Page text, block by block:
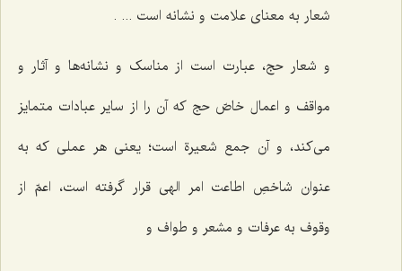
شعار به معنای علامت و نشانه است ... .
و شعار حج، عبارت است از مناسک و نشانه‌ها و آثار و
مواقف و اعمال خاصّ حج که آن را از سایر عبادات متمایز
می‌کند، و آن جمع شعیرة است؛ یعنی هر عملی که به
عنوان شاخصِ اطاعت امر الهی قرار گرفته است، اعمّ از
وقوف به عرفات و مشعر و طواف و